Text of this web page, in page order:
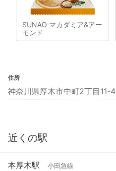
SUNAO マカダミア&アー
モンド
住所
神奈川県厚木市中町2丁目11-4
近くの駅
本厚木駅 小田急線